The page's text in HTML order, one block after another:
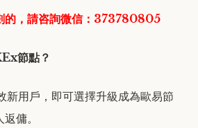
的，請咨詢微信：373780805
節點？
新用戶，即可選擇升級成為歐易節
傭。